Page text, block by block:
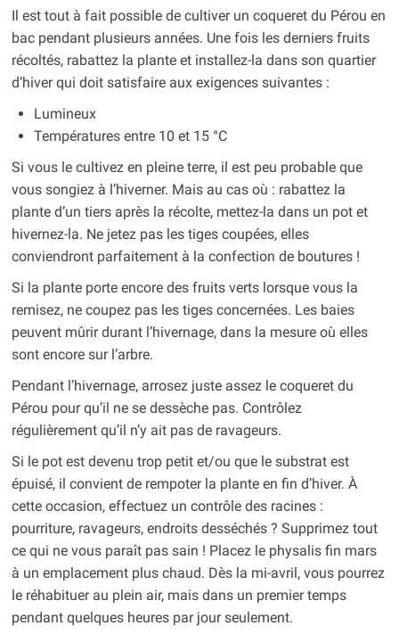
Il est tout à fait possible de cultiver un coqueret du Pérou en
bac pendant plusieurs années. Une fois les derniers fruits
récoltés, rabattez la plante et installez-la dans son quartier
d’hiver qui doit satisfaire aux exigences suivantes :
Lumineux
Températures entre 10 et 15 °C
Si vous le cultivez en pleine terre, il est peu probable que
vous songiez à l’hiverner. Mais au cas où : rabattez la
plante d’un tiers après la récolte, mettez-la dans un pot et
hivernez-la. Ne jetez pas les tiges coupées, elles
conviendront parfaitement à la confection de boutures !
Si la plante porte encore des fruits verts lorsque vous la
remisez, ne coupez pas les tiges concernées. Les baies
peuvent mûrir durant l’hivernage, dans la mesure où elles
sont encore sur l’arbre.
Pendant l’hivernage, arrosez juste assez le coqueret du
Pérou pour qu’il ne se dessèche pas. Contrôlez
régulièrement qu’il n’y ait pas de ravageurs.
Si le pot est devenu trop petit et/ou que le substrat est
épuisé, il convient de rempoter la plante en fin d’hiver. À
cette occasion, effectuez un contrôle des racines :
pourriture, ravageurs, endroits desséchés ? Supprimez tout
ce qui ne vous paraît pas sain ! Placez le physalis fin mars
à un emplacement plus chaud. Dès la mi-avril, vous pourrez
le réhabituer au plein air, mais dans un premier temps
pendant quelques heures par jour seulement.